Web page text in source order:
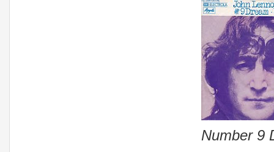
Number 9